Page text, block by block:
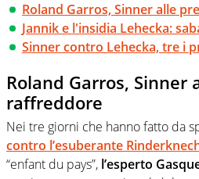
Roland Garros, Sinner alle
Jannik e l'insidia Lehecka:
Sinner contro Lehecka, tre i
Roland Garros, Sinner
raffreddore
Nei tre giorni che hanno fatto da
contro l’esuberante
“enfant du pays”, l’esperto